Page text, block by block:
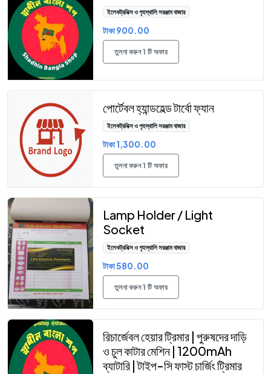
ইলেকট্রনিক্স ও গৃহস্থালি সরঞ্জাম বাজার
টাকা 900.00
তুলনা করুন 1 টি অফার
পোর্টেবল হ্যান্ডহেল্ড টার্বো ফ্যান
ইলেকট্রনিক্স ও গৃহস্থালি সরঞ্জাম বাজার
টাকা 1,300.00
তুলনা করুন 1 টি অফার
Lamp Holder / Light
Socket
ইলেকট্রনিক্স ও গৃহস্থালি সরঞ্জাম বাজার
টাকা 580.00
তুলনা করুন 1 টি অফার
রিচার্জেবল হেয়ার ট্রিমার | পুরুষদের দাড়ি
ও চুল কাটার মেশিন | 1200mAh
ব্যাটারি | টাইপ-সি ফাস্ট চার্জিং ট্রিমার